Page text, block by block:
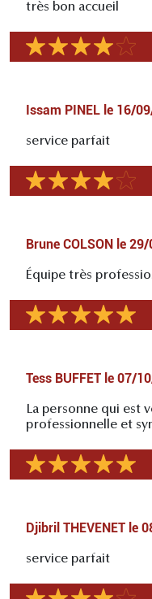
très bon accueil
Issam PINEL le 16/
service parfait
Brune COLSON le 29/
Équipe très
Tess BUFFET le 07/
La personne qui est
professionnelle et
Djibril THEVENET le
service parfait